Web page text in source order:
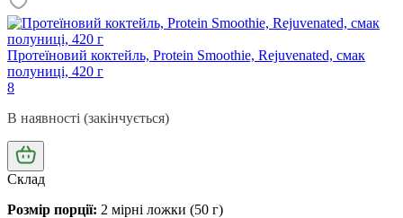
Протеїновий коктейль, Protein Smoothie, Rejuvenated, смак
полуниці, 420 г
8
В наявності (закінчується)
Склад
Розмір порції: 2 мірні ложки (50 г)